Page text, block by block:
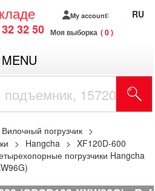
32 50
My account
Моя выборка 0
RU
MENU
Вилочный погрузчик
Hangcha
XF120D-600
погрузчики Hangcha